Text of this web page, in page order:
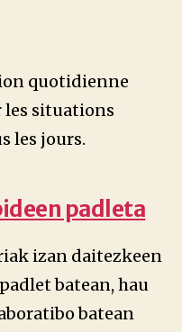
quotidienne
les situations
les jours.
padleta
izan daitezkeen
batean, hau
batean